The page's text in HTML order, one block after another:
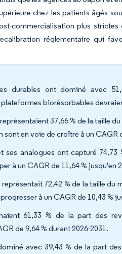
chez les patients âgés
commercialisation plus
réglementaire qui
durables ont dominé avec
biorésorbables
37,66 % de la taille
en voie de croître à un CAGR
analogues ont capturé
à un CAGR de 11,64 % jusqu'en
72,42 % de la taille du
à un CAGR de 10,43 %
61,33 % de la part des
de 9,64 % durant 2026-2031.
avec 39,43 % de la part